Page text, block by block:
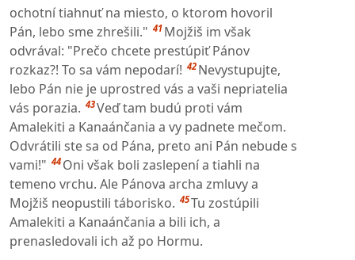
ochotní tiahnuť na miesto, o ktorom hovoril
Pán, lebo sme zhrešili." 41 Mojžiš im však
odvrával: "Prečo chcete prestúpiť Pánov
rozkaz?! To sa vám nepodarí! 42 Nevystupujte,
lebo Pán nie je uprostred vás a vaši nepriatelia
vás porazia. 43Veď tam budú proti vám
Amalekiti a Kanaánčania a vy padnete mečom.
Odvrátili ste sa od Pána, preto ani Pán nebude s
vami!" 44 Oni však boli zaslepení a tiahli na
temeno vrchu. Ale Pánova archa zmluvy a
Mojžiš neopustili táborisko. 45Tu zostúpili
Amalekiti a Kanaánčania a bili ich, a
prenasledovali ich až po Hormu.